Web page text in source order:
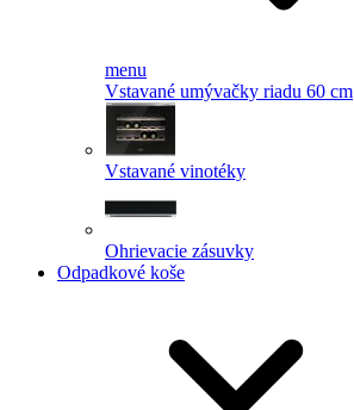
menu
Vstavané umývačky riadu 60 cm
Vstavané vinotéky
Ohrievacie zásuvky
Odpadkové koše